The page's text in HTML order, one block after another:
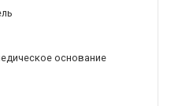
основание